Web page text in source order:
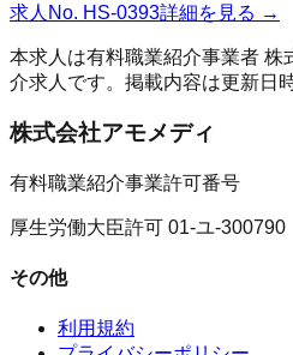
求人No. HS-0393詳細を見る →
本求人は有料職業紹介事業者 株
介求人です。掲載内容は更新日
株式会社アモメディ
有料職業紹介事業許可番号
厚生労働大臣許可 01-ユ-300790
その他
利用規約